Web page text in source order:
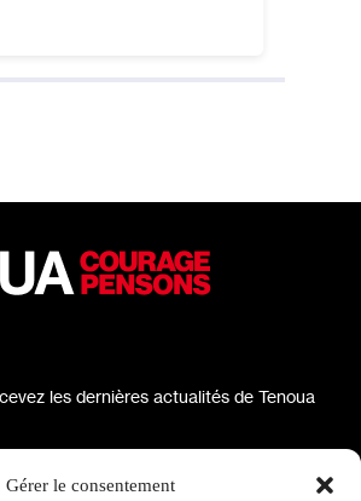
Gérer le consentement
les dernières actualités de Tenoua